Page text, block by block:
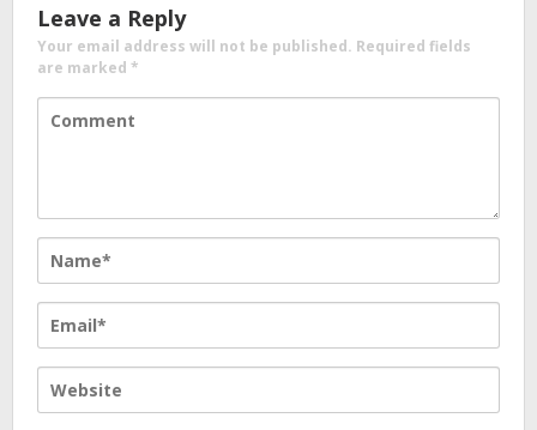
Leave a Reply
Your email address will not be published. Required fields
are marked *